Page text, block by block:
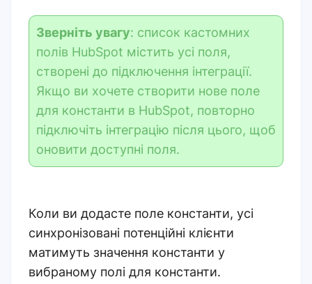
Зверніть увагу: список кастомних
полів HubSpot містить усі поля,
створені до підключення інтеграції.
Якщо ви хочете створити нове поле
для константи в HubSpot, повторно
підключіть інтеграцію після цього, щоб
оновити доступні поля.
Коли ви додасте поле константи, усі
синхронізовані потенційні клієнти
матимуть значення константи у
вибраному полі для константи.